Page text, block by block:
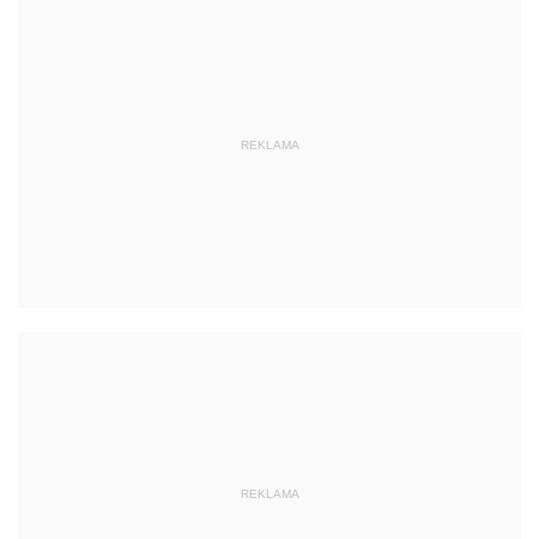
REKLAMA
REKLAMA